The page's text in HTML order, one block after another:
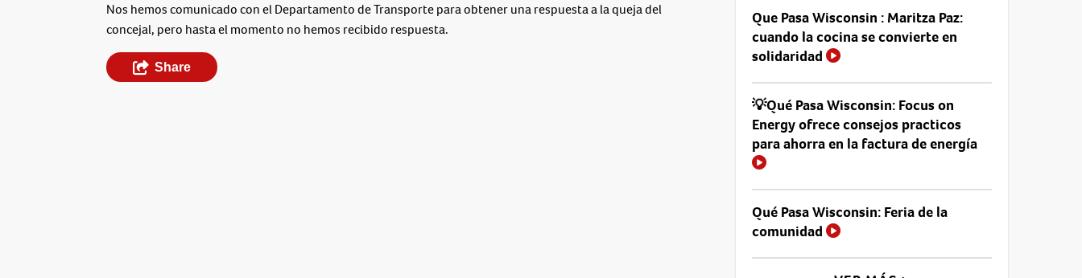
Nos hemos comunicado con el Departamento de Transporte para obtener una respuesta a la queja del
concejal, pero hasta el momento no hemos recibido respuesta.
Share
Que Pasa Wisconsin : Maritza Paz:
cuando la cocina se convierte en
solidaridad
💡Qué Pasa Wisconsin: Focus on
Energy ofrece consejos practicos
para ahorra en la factura de energía
Qué Pasa Wisconsin: Feria de la
comunidad